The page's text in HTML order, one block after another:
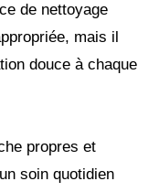
de nettoyage
mais il
douce à chaque
propres et
soin quotidien